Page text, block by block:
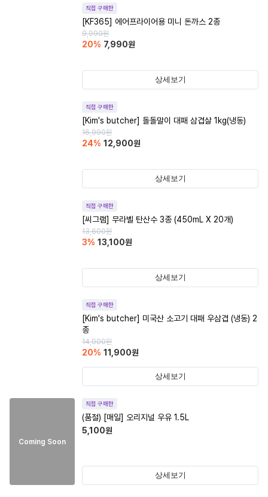
직접 구매한
[KF365] 에어프라이어용 미니 돈까스 2종
9,990원
20% 7,990원
상세보기
직접 구매한
[Kim's butcher] 돌돌말이 대패 삼겹살 1kg(냉동)
16,990원
24% 12,900원
상세보기
직접 구매한
[씨그램] 무라벨 탄산수 3종 (450mL X 20개)
13,600원
3% 13,100원
상세보기
직접 구매한
[Kim's butcher] 미국산 소고기 대패 우삼겹 (냉동) 2
종
14,900원
20% 11,900원
상세보기
Coming Soon
직접 구매한
(품절) [매일] 오리지널 우유 1.5L
5,100원
상세보기